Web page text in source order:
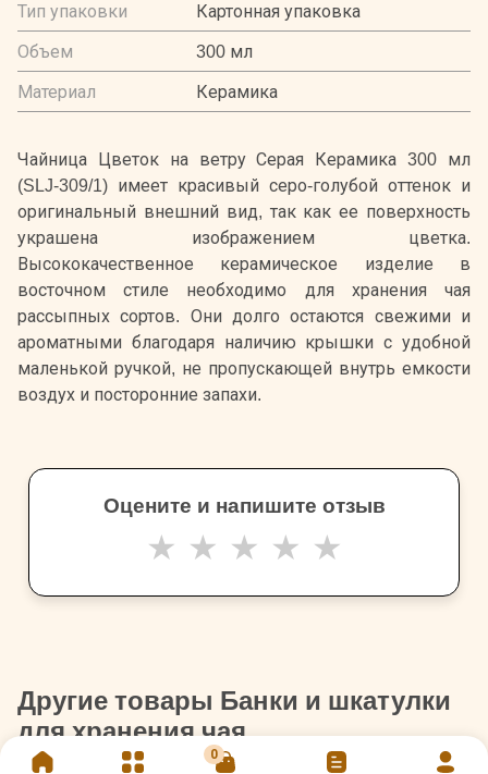
0
Тип упаковки
Картонная упаковка
Объем
300 мл
Материал
Керамика
Чайница Цветок на ветру Серая Керамика 300 мл
(SLJ-309/1) имеет красивый серо-голубой оттенок и
оригинальный внешний вид, так как ее поверхность
украшена изображением цветка.
Высококачественное керамическое изделие в
восточном стиле необходимо для хранения чая
рассыпных сортов. Они долго остаются свежими и
ароматными благодаря наличию крышки с удобной
маленькой ручкой, не пропускающей внутрь емкости
воздух и посторонние запахи.
Оцените и напишите отзыв
★ ★ ★ ★ ★
Другие товары Банки и шкатулки
для хранения чая